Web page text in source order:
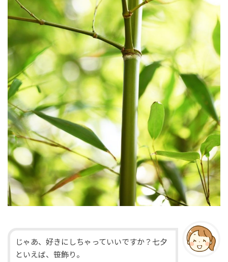
じゃあ、好きにしちゃっていいですか？七夕
といえば、笹飾り。